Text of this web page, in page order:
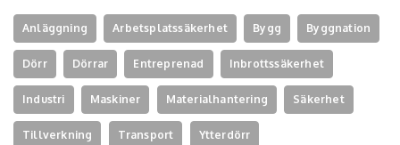
Anläggning Arbetsplatssäkerhet Bygg Byggnation
Dörr Dörrar Entreprenad Inbrottssäkerhet
Industri Maskiner Materialhantering Säkerhet
Tillverkning Transport Ytterdörr